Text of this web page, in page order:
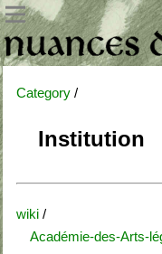
Category /
Institution
wiki /
Académie-des-Arts-